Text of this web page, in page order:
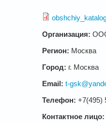
Организация:
Регион: Москва
Город: г. Москва
Email: t-
Телефон: +7(495)
Контактное лицо: